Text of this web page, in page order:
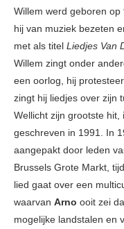
Willem werd geboren
hij van muziek bezeten
met als titel Liedjes Van
Willem zingt onder
een oorlog, hij
zingt hij liedjes over zijn
Wellicht zijn grootste hit,
geschreven in 1991. In
aangepakt door leden
Brussels Grote Markt,
lied gaat over een
waarvan Arno ooit zei
mogelijke landstalen en